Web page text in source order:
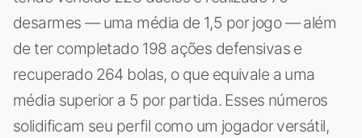
desarmes — uma média de 1,5 por jogo — além
de ter completado 198 ações defensivas e
recuperado 264 bolas, o que equivale a uma
média superior a 5 por partida. Esses números
solidificam seu perfil como um jogador versátil,